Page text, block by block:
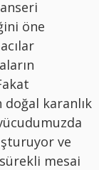
öne
karanlık
ve
mesai